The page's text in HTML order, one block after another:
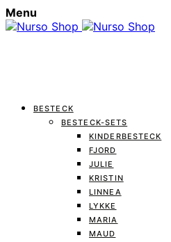
Menu
BESTECK
BESTECK-SETS
KINDERBESTECK
FJORD
JULIE
KRISTIN
LINNEA
LYKKE
MARIA
MAUD